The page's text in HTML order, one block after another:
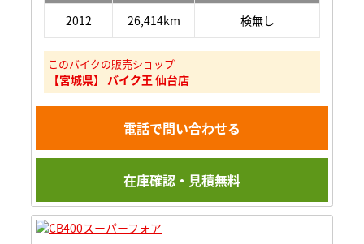
2012 26,414km 検無し
このバイクの販売ショップ
【宮城県】 バイク王 仙台店
電話で問い合わせる
在庫確認・見積無料